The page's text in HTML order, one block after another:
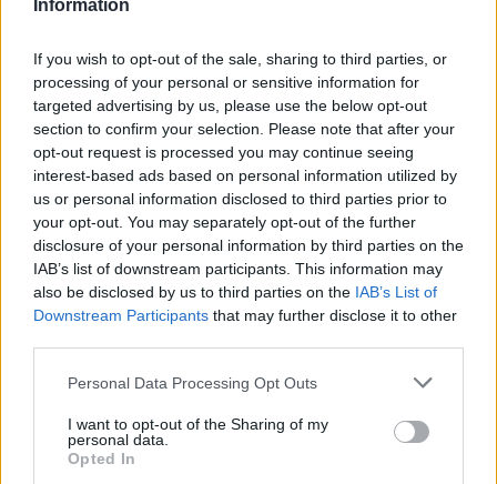
Information
If you wish to opt-out of the sale, sharing to third parties, or
processing of your personal or sensitive information for
targeted advertising by us, please use the below opt-out
section to confirm your selection. Please note that after your
opt-out request is processed you may continue seeing
interest-based ads based on personal information utilized by
us or personal information disclosed to third parties prior to
your opt-out. You may separately opt-out of the further
disclosure of your personal information by third parties on the
IAB’s list of downstream participants. This information may
also be disclosed by us to third parties on the IAB’s List of
Downstream Participants that may further disclose it to other
Please note that this website/app uses one or more Google
not limited to your visit or usage behaviour. You may click to
grant or deny consent to Google and its third-party tags to
use your data for below specified purposes in below Google
Personal Data Processing Opt Outs
I want to opt-out of the Sharing of my
personal data.
Opted In
Oroszország sokat emlegetett
élőerőbeli fölénye és a prototípus-
parádéval megspékelt ócskavas-
gyűjteménye a hadszíntér földrajzi
fekvésénél és méreténél fogva itt
semmit sem nyom a latban.
Mindehhez még hozzá kell tenni, hogy
a háború ötödik hónapjában az
oroszoknak még mindig nem sikerült
kivívniuk sem a légi, sem a tengeri
fölényt – még a Kígyó-sziget fölött
Végezetül, azt a közismert tényt, hogy